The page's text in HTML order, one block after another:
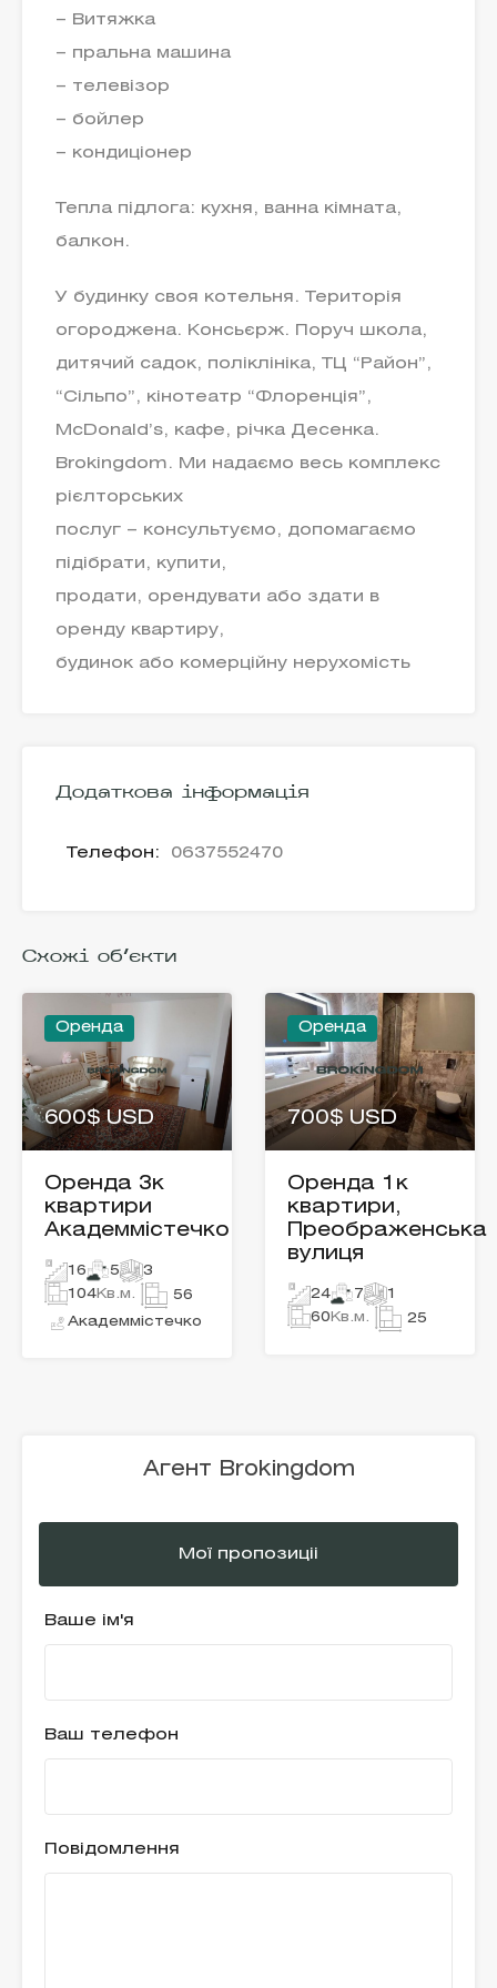
– Витяжка
– пральна машина
– телевізор
– бойлер
– кондиціонер
Тепла підлога: кухня, ванна кімната,
балкон.
У будинку своя котельня. Територія
огороджена. Консьєрж. Поруч школа,
дитячий садок, поліклініка, ТЦ “Район”,
“Сільпо”, кінотеатр “Флоренція”,
McDonald’s, кафе, річка Десенка.
Brokingdom. Ми надаємо весь комплекс
рієлторських
послуг – консультуємо, допомагаємо
підібрати, купити,
продати, орендувати або здати в
оренду квартиру,
будинок або комерційну нерухомість
Додаткова інформація
Телефон: 0637552470
Схожі об'єкти
Оренда
600$ USD
Оренда 3к
квартири
Академмістечко
16 5
3
104Кв.м. 56
Академмістечко
Оренда
700$ USD
Оренда 1к
квартири,
Преображенська
вулиця
24 7
1
60 Кв.м. 25
Агент Brokingdom
Мої пропозиціі
Ваше ім'я
Ваш телефон
Повідомлення